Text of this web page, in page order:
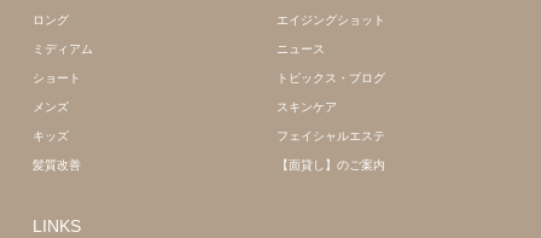
ロング
ミディアム
ショート
メンズ
キッズ
髪質改善
エイジングショット
ニュース
トピックス・ブログ
スキンケア
フェイシャルエステ
【面貸し】のご案内
LINKS